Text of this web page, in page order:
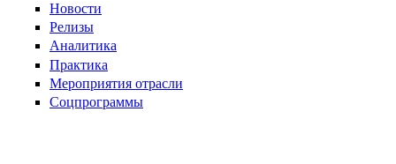
Новости
Релизы
Аналитика
Практика
Мероприятия отрасли
Соцпрограммы